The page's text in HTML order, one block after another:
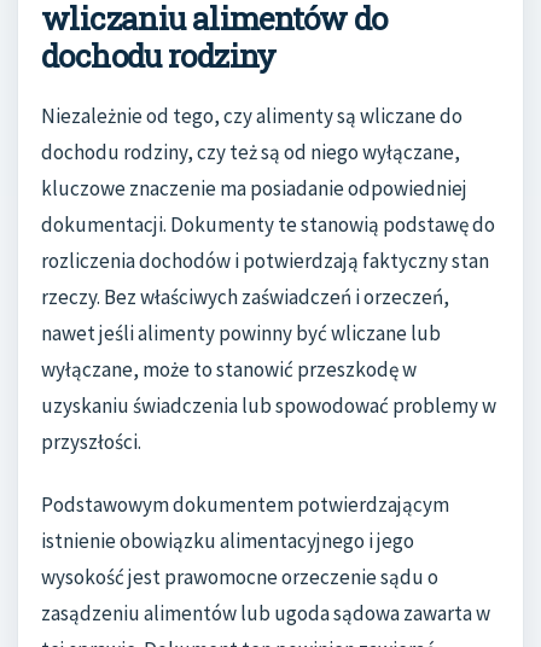
wliczaniu alimentów do
dochodu rodziny
Niezależnie od tego, czy alimenty są wliczane do
dochodu rodziny, czy też są od niego wyłączane,
kluczowe znaczenie ma posiadanie odpowiedniej
dokumentacji. Dokumenty te stanowią podstawę do
rozliczenia dochodów i potwierdzają faktyczny stan
rzeczy. Bez właściwych zaświadczeń i orzeczeń,
nawet jeśli alimenty powinny być wliczane lub
wyłączane, może to stanowić przeszkodę w
uzyskaniu świadczenia lub spowodować problemy w
przyszłości.
Podstawowym dokumentem potwierdzającym
istnienie obowiązku alimentacyjnego i jego
wysokość jest prawomocne orzeczenie sądu o
zasądzeniu alimentów lub ugoda sądowa zawarta w